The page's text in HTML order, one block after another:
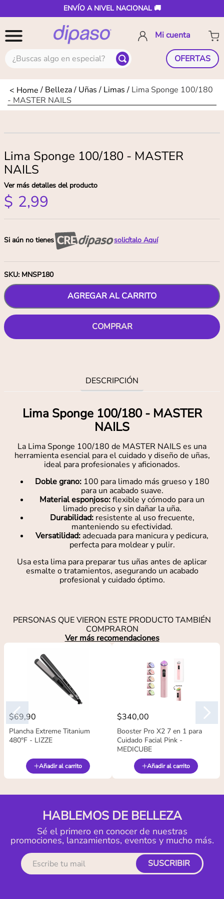
ENVÍO A NIVEL NACIONAL 🚚
¿Buscas algo en especial? OFERTAS
Belleza Uñas Limas
Lima Sponge 100/180
- MASTER NAILS
Lima Sponge 100/180 - MASTER
NAILS
Ver más detalles del producto
$ 2,99
Si aún no tienes solicítalo Aquí
SKU: MNSP180
AGREGAR AL CARRITO
COMPRAR
DESCRIPCIÓN
Lima Sponge 100/180 - MASTER
NAILS
La Lima Sponge 100/180 de MASTER NAILS es una
herramienta esencial para el cuidado y diseño de uñas,
ideal para profesionales y aficionados.
Doble grano:100 para limado más grueso y 180
para un acabado suave.
Material esponjoso:flexible y cómodo para un
limado preciso y sin dañar la uña.
Durabilidad:resistente al uso frecuente,
manteniendo su efectividad.
Versatilidad: adecuada para manicura y pedicura,
perfecta para moldear y pulir.
Usa esta lima para preparar tus uñas antes de aplicar
esmalte o tratamientos, asegurando un acabado
profesional y cuidado óptimo.
PERSONAS QUE VIERON ESTE PRODUCTO TAMBIÉN
COMPRARON
Ver más recomendaciones
$69,90
Plancha Extreme Titanium
480°F - LIZZE
Añadir al carrito
$340,00
Booster Pro X2 7 en 1 para
Cuidado Facial Pink -
MEDICUBE
Añadir al carrito
HABLEMOS DE BELLEZA
Sé el primero en conocer de nuestras
promociones, lanzamientos, eventos y mucho más.
SUSCRIBIR